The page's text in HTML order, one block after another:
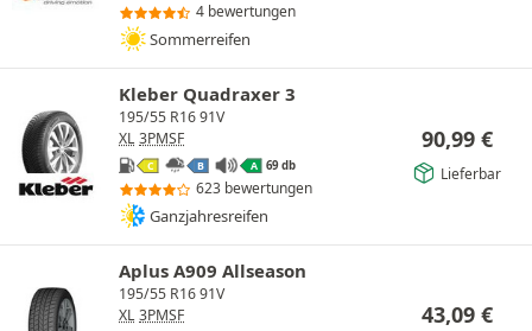
4 bewertungen
Sommerreifen
Kleber Quadraxer 3
195/55 R16 91V
XL 3PMSF
C B A 69 db
623 bewertungen
Ganzjahresreifen
90,99 €
Lieferbar
Aplus A909 Allseason
195/55 R16 91V
XL 3PMSF 43,09 €